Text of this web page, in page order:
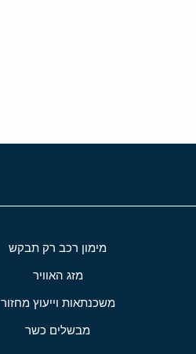
מימון רכב רק תבקש
מזג האוויר
משכנתאות וייעוץ מחזור
מבשלים כשר